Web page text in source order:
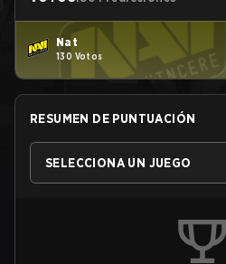
Nat
130 Votos
RESUMEN DE PUNTUACIÓN
SELECCIONA UN JUEGO